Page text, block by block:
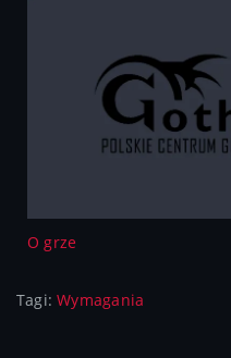
O grze
Tagi:Wymagania